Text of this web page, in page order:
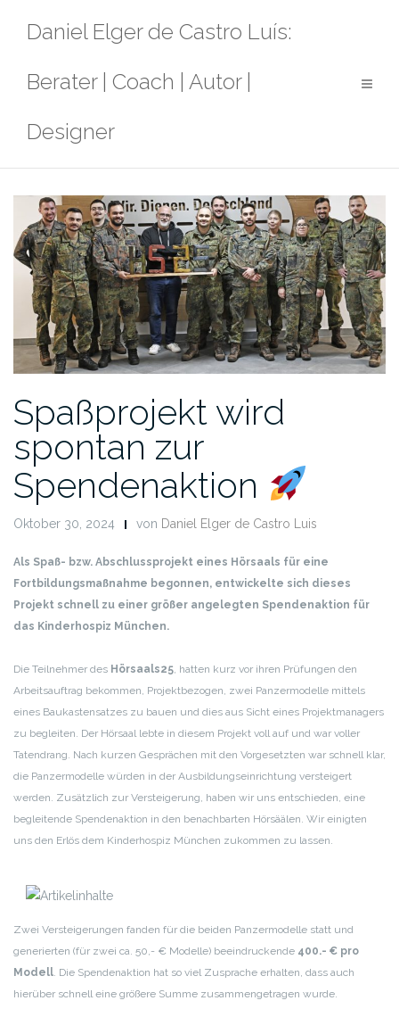
Daniel Elger de Castro Luís:
Berater | Coach | Autor |
Designer
Spaßprojekt wird
spontan zur
Spendenaktion
Oktober 30, 2024 von Daniel Elger de Castro Luis
Als Spaß- bzw. Abschlussprojekt eines Hörsaals für eine
Fortbildungsmaßnahme begonnen, entwickelte sich dieses
Projekt schnell zu einer größer angelegten Spendenaktion für
das Kinderhospiz München.
Die Teilnehmer des Hörsaals25, hatten kurz vor ihren Prüfungen den
Arbeitsauftrag bekommen, Projektbezogen, zwei Panzermodelle mittels
eines Baukastensatzes zu bauen und dies aus Sicht eines Projektmanagers
zu begleiten. Der Hörsaal lebte in diesem Projekt voll auf und war voller
Tatendrang. Nach kurzen Gesprächen mit den Vorgesetzten war schnell klar,
die Panzermodelle würden in der Ausbildungseinrichtung versteigert
werden. Zusätzlich zur Versteigerung, haben wir uns entschieden, eine
begleitende Spendenaktion in den benachbarten Hörsäälen. Wir einigten
uns den Erlös dem Kinderhospiz München zukommen zu lassen.
Zwei Versteigerungen fanden für die beiden Panzermodelle statt und
generierten (für zwei ca. 50,- € Modelle) beeindruckende 400.- € pro
Modell. Die Spendenaktion hat so viel Zusprache erhalten, dass auch
hierüber schnell eine größere Summe zusammengetragen wurde.